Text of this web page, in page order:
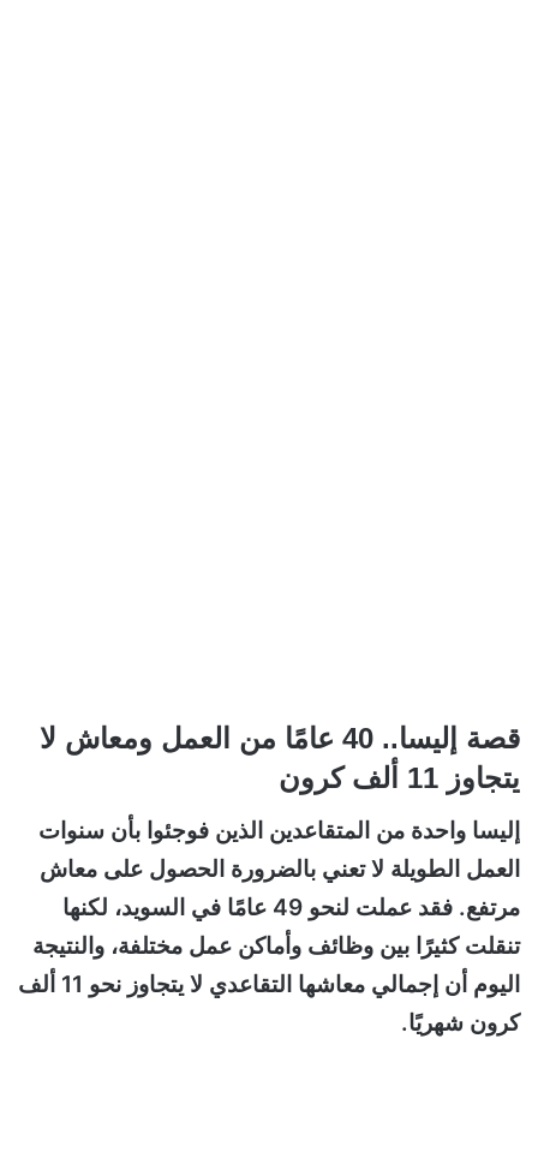
قصة إليسا.. 40 عامًا من العمل ومعاش لا
يتجاوز 11 ألف كرون
إليسا واحدة من المتقاعدين الذين فوجئوا بأن سنوات
العمل الطويلة لا تعني بالضرورة الحصول على معاش
مرتفع. فقد عملت لنحو 49 عامًا في السويد، لكنها
تنقلت كثيرًا بين وظائف وأماكن عمل مختلفة، والنتيجة
اليوم أن إجمالي معاشها التقاعدي لا يتجاوز نحو 11 ألف
كرون شهريًا.